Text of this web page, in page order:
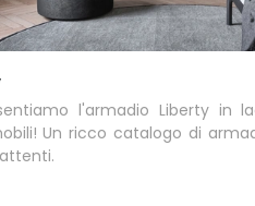
l'armadio Liberty in
Un ricco catalogo di